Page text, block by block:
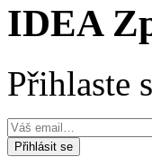
IDEA
Přihlaste